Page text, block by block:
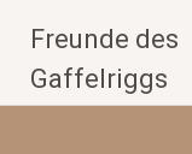
Inhalt
springen
Freunde des
Gaffelriggs